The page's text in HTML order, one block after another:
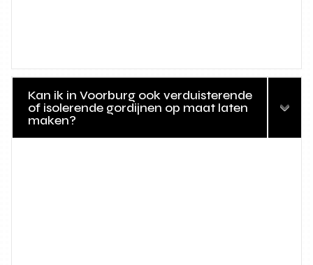
Kan ik in Voorburg ook verduisterende
of isolerende gordijnen op maat laten
maken?